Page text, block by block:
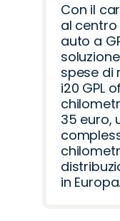
Con il
al centro
auto a
spese di
i20 GPL
35 euro,
in Europa.